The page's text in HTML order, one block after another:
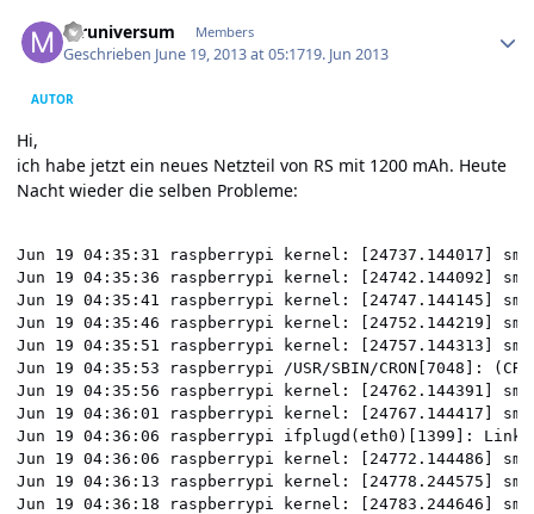
mruniversum Members
Geschrieben June 19, 2013 at 05:1719. Jun 2013
AUTOR
Hi,
ich habe jetzt ein neues Netzteil von RS mit 1200 mAh. Heute
Nacht wieder die selben Probleme:
Jun 19 04:35:31 raspberrypi kernel: [24737.144017]
Jun 19 04:35:36 raspberrypi kernel: [24742.144092]
Jun 19 04:35:41 raspberrypi kernel: [24747.144145]
Jun 19 04:35:46 raspberrypi kernel: [24752.144219]
Jun 19 04:35:51 raspberrypi kernel: [24757.144313]
Jun 19 04:35:53 raspberrypi /USR/SBIN/CRON[7048]:
Jun 19 04:35:56 raspberrypi kernel: [24762.144391]
Jun 19 04:36:01 raspberrypi kernel: [24767.144417]
Jun 19 04:36:06 raspberrypi ifplugd(eth0)[1399]:
Jun 19 04:36:06 raspberrypi kernel: [24772.144486]
Jun 19 04:36:13 raspberrypi kernel: [24778.244575]
Jun 19 04:36:18 raspberrypi kernel: [24783.244646]